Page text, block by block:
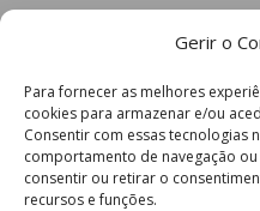
Gerir o
Para fornecer as melhores
cookies para armazenar e/ou
Consentir com essas
comportamento de navegação ou
consentir ou retirar o
recursos e funções.